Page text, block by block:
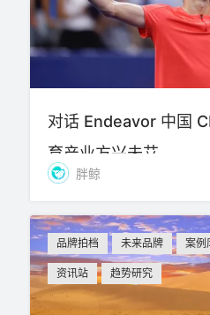
对话 Endeavor 中国
育产业方兴未艾
胖鲸
品牌拍档 未来品牌 案例
资讯站 趋势研究